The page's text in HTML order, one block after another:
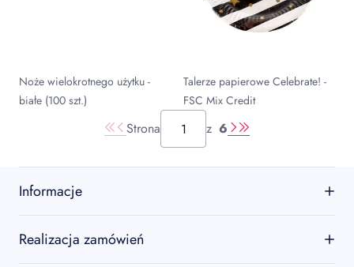
Noże wielokrotnego użytku -
białe (100 szt.)
Talerze papierowe Celebrate! -
FSC Mix Credit
Strona z 6
Informacje
O firmie
Kontakt
Realizacja zamówień